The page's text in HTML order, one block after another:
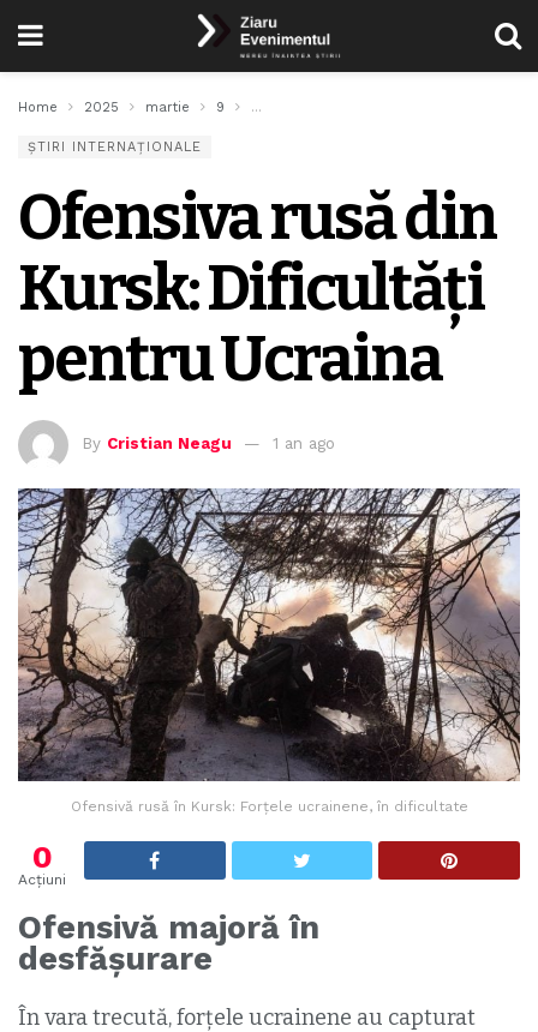
Home 2025 martie 9 Ofensiva rusă din Kursk: Dificultăți pentru
ȘTIRI INTERNAȚIONALE
Ofensiva rusă din
Kursk: Dificultăți
pentru Ucraina
By Cristian Neagu 1 an ago
Ofensivă rusă în Kursk: Forțele ucrainene, în dificultate
0
Acțiuni
Ofensivă majoră în
desfășurare
În vara trecută, forțele ucrainene au capturat